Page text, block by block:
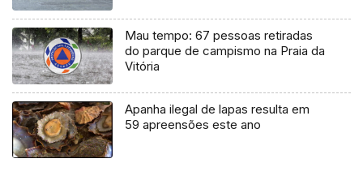
Mau tempo: 67 pessoas retiradas
do parque de campismo na Praia da
Vitória
Apanha ilegal de lapas resulta em
59 apreensões este ano